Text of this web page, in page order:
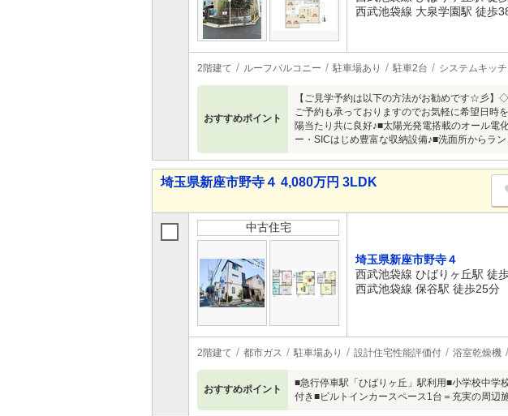
西武池袋線 大泉学園駅 徒歩
2階建て ルーフバルコニー 駐車場あり 駐車2台 システムキッ
おすすめポイント
【ご見学予約は以下の方法がお勧めです☆彡
ご予約も承っておりますのでお気軽に希望日
陽当たり共に良好♪■太陽光発電搭載のオール
ー・SICはじめ豊富な収納設備♪■洗面所からラ
埼玉県新座市野寺４ 4,080万円 3LDK
中古住宅
埼玉県新座市野寺４
西武池袋線 ひばりヶ丘駅 徒
西武池袋線 保谷駅 徒歩25分
2階建て 都市ガス 駐車場あり 設計住宅性能評価付 浴室乾燥機
おすすめポイント
■急行停車駅「ひばりヶ丘」駅利用■小学校中学
付き■ビルトインカースペース1台＝充実の周